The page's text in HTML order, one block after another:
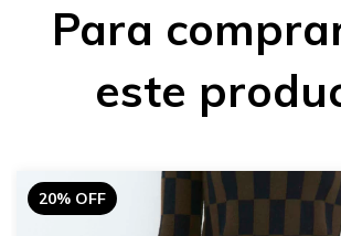
Para
este
20% OFF